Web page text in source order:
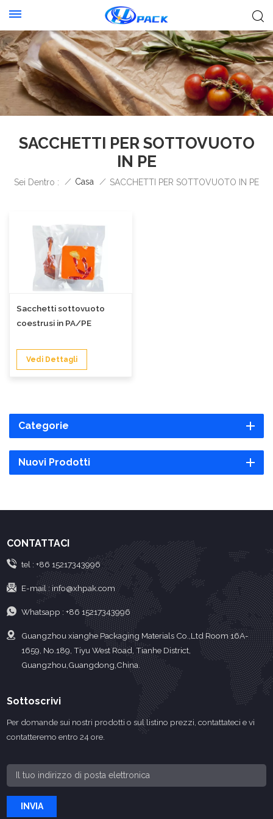
SACCHETTI PER SOTTOVUOTO
IN PE
Sei Dentro : / Casa / SACCHETTI PER SOTTOVUOTO IN PE
Sacchetti sottovuoto
coestrusi in PA/PE
Vedi Dettagli
Categorie
Nuovi Prodotti
CONTATTACI
tel : +86 15217343996
E-mail :info@xhpak.com
Whatsapp : +86 15217343996
Guangzhou xianghe Packaging Materials Co.,Ltd Room 16A-
1659, No.189, Tiyu West Road, Tianhe District,
Guangzhou,Guangdong,China.
Sottoscrivi
Per domande sui nostri prodotti o sul listino prezzi, contattateci e vi
contatteremo entro 24 ore.
INVIA